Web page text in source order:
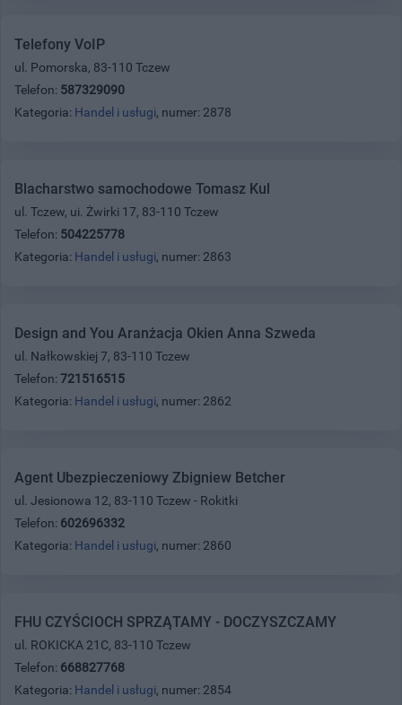
Telefony VoIP
ul. Pomorska, 83-110 Tczew
Telefon: 587329090
Kategoria: Handel i usługi, numer: 2878
Blacharstwo samochodowe Tomasz Kul
ul. Tczew, ui. Żwirki 17, 83-110 Tczew
Telefon: 504225778
Kategoria: Handel i usługi, numer: 2863
Design and You Aranżacja Okien Anna Szweda
ul. Nałkowskiej 7, 83-110 Tczew
Telefon: 721516515
Kategoria: Handel i usługi, numer: 2862
Agent Ubezpieczeniowy Zbigniew Betcher
ul. Jesionowa 12, 83-110 Tczew - Rokitki
Telefon: 602696332
Kategoria: Handel i usługi, numer: 2860
FHU CZYŚCIOCH SPRZĄTAMY - DOCZYSZCZAMY
ul. ROKICKA 21C, 83-110 Tczew
Telefon: 668827768
Kategoria: Handel i usługi, numer: 2854